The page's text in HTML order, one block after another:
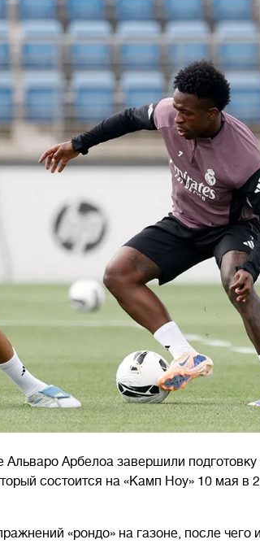
Арбелоа завершили подготовку
состоится на «Камп Ноу» 10 мая в
«рондо» на газоне, после чего